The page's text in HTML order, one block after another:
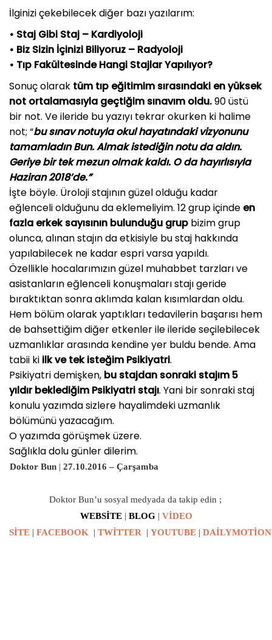
İlginizi çekebilecek diğer bazı yazılarım:
• Staj Gibi Staj – Kardiyoloji
• Biz Sizin İçinizi Biliyoruz – Radyoloji
• Tıp Fakültesinde Hangi Stajlar Yapılıyor?
Sonuç olarak tüm tıp eğitimim sırasındaki en yüksek
not ortalamasıyla geçtiğim sınavım oldu.90 üstü
bir not. Ve ileride bu yazıyı tekrar okurken ki halime
not; “bu sınav notuyla okul hayatındaki vizyonunu
tamamladın Bun. Almak istediğin notu da aldın.
Geriye bir tek mezun olmak kaldı. O da hayırlısıyla
Haziran 2018’de.”
İşte böyle. Üroloji stajının güzel olduğu kadar
eğlenceli olduğunu da eklemeliyim. 12 grup içinde en
fazla erkek sayısının bulunduğu grup bizim grup
olunca, alınan stajın da etkisiyle bu staj hakkında
yapılabilecek ne kadar espri varsa yapıldı.
Özellikle hocalarımızın güzel muhabbet tarzları ve
asistanların eğlenceli konuşmaları stajı geride
bıraktıktan sonra aklımda kalan kısımlardan oldu.
Hem bölüm olarak yaptıkları tedavilerin başarısı hem
de bahsettiğim diğer etkenler ile ileride seçilebilecek
uzmanlıklar arasında kendine yer buldu bende. Ama
tabii ki ilk ve tek isteğim Psikiyatri.
Psikiyatri demişken, bu stajdan sonraki stajım 5
yıldır beklediğim Psikiyatri stajı. Yani bir sonraki staj
konulu yazımda sizlere hayalimdeki uzmanlık
bölümünü yazacağım.
O yazımda görüşmek üzere.
Sağlıkla dolu günler dilerim.
Doktor Bun | 27.10.2016 – Çarşamba
Doktor Bun’u sosyal medyada da takip edin ;
WEBSİTE | BLOG | VİDEO
SİTE | FACEBOOK | TWİTTER | YOUTUBE | DAİLYMOTİON